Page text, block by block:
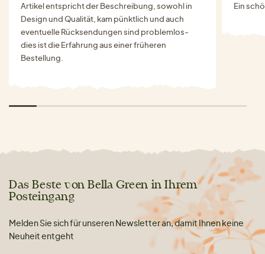
Artikel entspricht der Beschreibung, sowohl in
Design und Qualität, kam pünktlich und auch
eventuelle Rücksendungen sind problemlos-
dies ist die Erfahrung aus einer früheren
Bestellung.
Ein
Das Beste von Bella Green in Ihrem
Posteingang
Melden Sie sich für unseren Newsletter an, damit Ihnen keine
Neuheit entgeht